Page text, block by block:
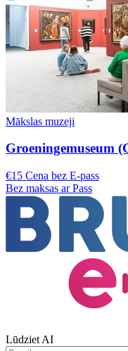
Mākslas muzeji
Groeningemuseum
€15 Cena bez E-pass
Bez maksas ar Pass
Lūdziet AI